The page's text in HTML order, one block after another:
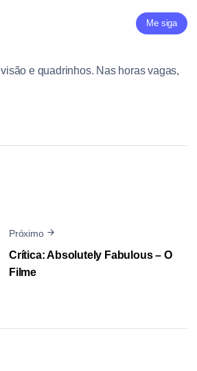
Me siga
e quadrinhos. Nas horas vagas,
Próximo
Crítica: Absolutely Fabulous – O
Filme